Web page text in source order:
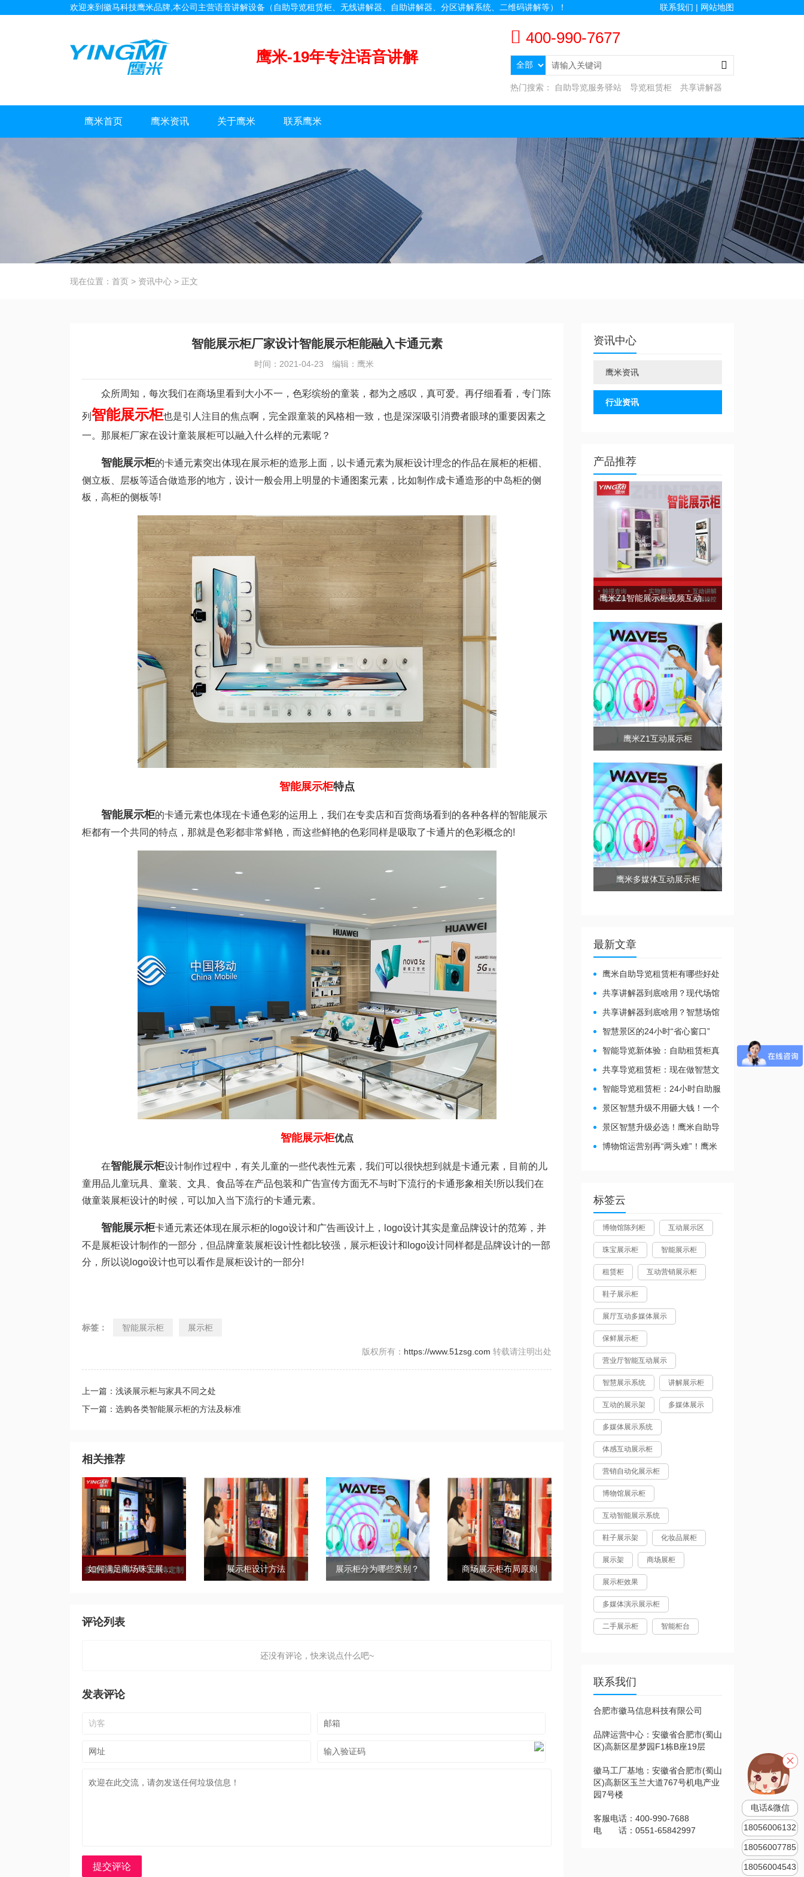
欢迎来到徽马科技鹰米品牌,本公司主营语音讲解设备（自助导览租赁柜、无线讲解器、自助讲解器、分区讲解系统、二维码讲解等）！ 联系我们 | 网站地图
鹰米-19年专注语音讲解
400-990-7677
热门搜索： 自助导览服务驿站 导览租赁柜 共享讲解器
鹰米首页 鹰米资讯 关于鹰米 联系鹰米
现在位置： 首页 > 资讯中心 > 正文
智能展示柜厂家设计智能展示柜能融入卡通元素
时间：2021-04-23 编辑：鹰米
众所周知，每次我们在商场里看到大小不一，色彩缤纷的童装，都为之感叹，真可爱。再仔细看看，专门陈
列 智能展示柜也是引人注目的焦点啊，完全跟童装的风格相一致，也是深深吸引消费者眼球的重要因素之
一。那展柜厂家在设计童装展柜可以融入什么样的元素呢？
智能展示柜的卡通元素突出体现在展示柜的造形上面，以卡通元素为展柜设计理念的作品在展柜的柜楣、
侧立板、层板等适合做造形的地方，设计一般会用上明显的卡通图案元素，比如制作成卡通造形的中岛柜的侧
板，高柜的侧板等!
智能展示柜特点
智能展示柜的卡通元素也体现在卡通色彩的运用上，我们在专卖店和百货商场看到的各种各样的智能展示
柜都有一个共同的特点，那就是色彩都非常鲜艳，而这些鲜艳的色彩同样是吸取了卡通片的色彩概念的!
智能展示柜优点
在智能展示柜设计制作过程中，有关儿童的一些代表性元素，我们可以很快想到就是卡通元素，目前的儿
童用品儿童玩具、童装、文具、食品等在产品包装和广告宣传方面无不与时下流行的卡通形象相关!所以我们在
做童装展柜设计的时候，可以加入当下流行的卡通元素。
智能展示柜卡通元素还体现在展示柜的logo设计和广告画设计上，logo设计其实是童品牌设计的范筹，并
不是展柜设计制作的一部分，但品牌童装展柜设计性都比较强，展示柜设计和logo设计同样都是品牌设计的一部
分，所以说logo设计也可以看作是展柜设计的一部分!
标签： 智能展示柜 展示柜
版权所有： https://www.51zsg.com 转载请注明出处
上一篇：浅谈展示柜与家具不同之处
下一篇：选购各类智能展示柜的方法及标准
相关推荐
如何满足商场珠宝展示柜的需求标准？ 展示柜设计方法 展示柜分为哪些类别？ 商场展示柜布局原则
评论列表
还没有评论，快来说点什么吧~
发表评论
提交评论
资讯中心
鹰米资讯
行业资讯
产品推荐
鹰米Z1智能展示柜视频互动展示
鹰米Z1互动展示柜
鹰米多媒体互动展示柜
最新文章
鹰米自助导览租赁柜有哪些好处
共享讲解器到底啥用？现代场馆
的“静音救星”来了！
共享讲解器到底啥用？智慧场馆
的“静音导游”了解下！
智慧景区的24小时“省心窗口”
智能导览新体验：自助租赁柜真
能重塑景区服务？
共享导览租赁柜：现在做智慧文
旅都得配
智能导览租赁柜：24小时自助服
务，省心还增收
景区智慧升级不用砸大钱！一个
自助导览租赁柜就够了
景区智慧升级必选！鹰米自助导
览租赁柜让游客舒心、运营省心
博物馆运营别再“两头难”！鹰米
标签云
博物馆陈列柜 互动展示区
珠宝展示柜 智能展示柜
租赁柜 互动营销展示柜
鞋子展示柜
展厅互动多媒体展示
保鲜展示柜
营业厅智能互动展示
智慧展示系统 讲解展示柜
互动的展示架 多媒体展示
多媒体展示系统
体感互动展示柜
营销自动化展示柜
博物馆展示柜
互动智能展示系统
鞋子展示架 化妆品展柜
展示架 商场展柜
展示柜效果
多媒体演示展示柜
二手展示柜 智能柜台
联系我们
合肥市徽马信息科技有限公司
品牌运营中心：安徽省合肥市(蜀山
区)高新区星梦园F1栋B座19层
徽马工厂基地：安徽省合肥市(蜀山
区)高新区玉兰大道767号机电产业
园7号楼
客服电话：400-990-7688
电 话：0551-65842997
电话&微信
18056006132
18056007785
18056004543